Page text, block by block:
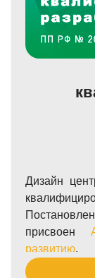
Дизайн
присвоен
развитию.